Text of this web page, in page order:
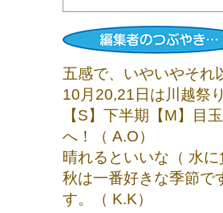
五感で、いやいやそれ
10月20,21日は川越祭
【S】下半期【M】目
へ！（ A.O）
晴れるといいな（ 水
秋は一番好きな季節で
す。（ K.K）